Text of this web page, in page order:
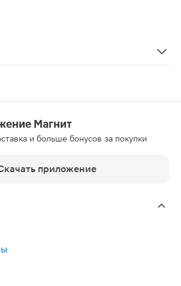
Магнит
и больше бонусов за покупки
приложение